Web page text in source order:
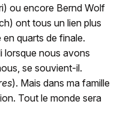
ou encore Bernd Wolf
ont tous un lien plus
quarts de finale.
lorsque nous avons
se souvient-il.
). Mais dans ma famille
Tout le monde sera